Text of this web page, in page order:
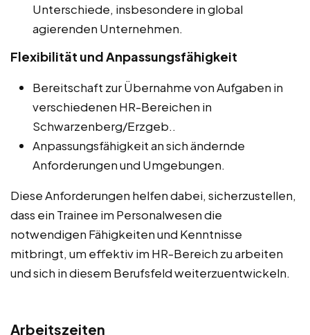
Unterschiede, insbesondere in global
agierenden Unternehmen.
Flexibilität und Anpassungsfähigkeit
Bereitschaft zur Übernahme von Aufgaben in
verschiedenen HR-Bereichen in
Schwarzenberg/Erzgeb..
Anpassungsfähigkeit an sich ändernde
Anforderungen und Umgebungen.
Diese Anforderungen helfen dabei, sicherzustellen,
dass ein Trainee im Personalwesen die
notwendigen Fähigkeiten und Kenntnisse
mitbringt, um effektiv im HR-Bereich zu arbeiten
und sich in diesem Berufsfeld weiterzuentwickeln.
Arbeitszeiten